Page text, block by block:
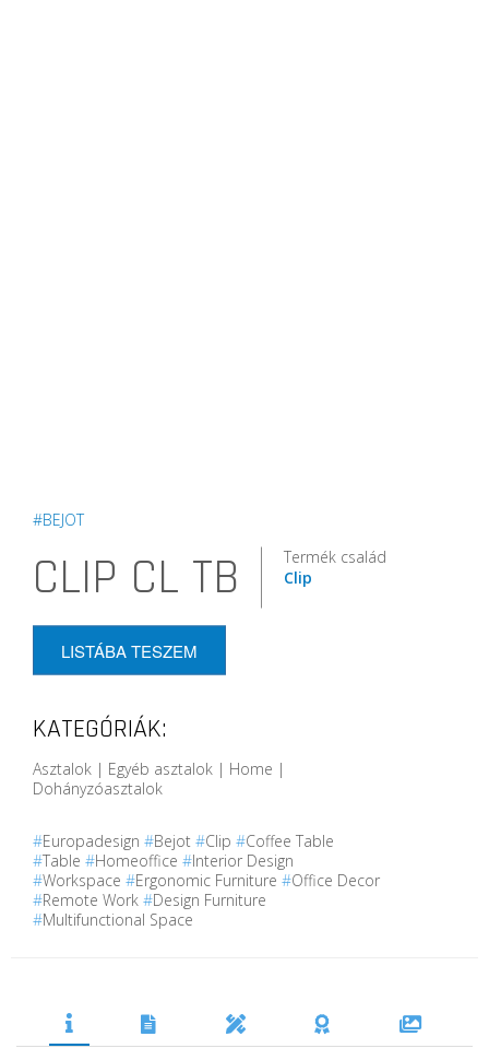
#BEJOT
CLIP CL TB
Termék család
Clip
LISTÁBA TESZEM
KATEGÓRIÁK:
Asztalok | Egyéb asztalok | Home |
Dohányzóasztalok
#Europadesign #Bejot #Clip #Coffee Table
#Table #Homeoffice #Interior Design
#Workspace #Ergonomic Furniture #Office Decor
#Remote Work #Design Furniture
#Multifunctional Space